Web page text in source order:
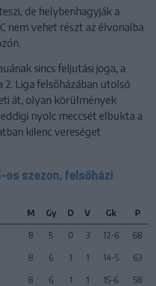
de helybenhagyják a
nem vehet részt az élvonalba
sincs feljutási joga, a
Liga felsőházában utolsó
át, olyan körülmények
nyolc meccsét elbukta a
kilenc vereséget
os szezon, felsőházi
M Gy D V Gk P
8 5 0 3 12-6 68
8 6 1 1 14-5 63
8 6 1 1 15-6 58